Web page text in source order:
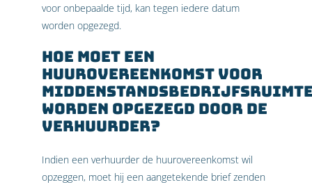
voor onbepaalde tijd, kan tegen iedere datum
worden opgezegd.
Hoe moet een
huurovereenkomst voor
worden opgezegd door de
verhuurder?
Indien een verhuurder de huurovereenkomst wil
opzeggen, moet hij een aangetekende brief zenden